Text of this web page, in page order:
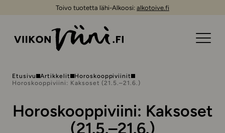
Toivo tuotetta lähi-Alkoosi: alkotoive.fi
Etusivu Artikkelit
Horoskooppiviinit
Horoskooppiviini: Kaksoset (21.5.–21.6.)
Horoskooppiviini: Kaksoset
(21.5.–21.6.)